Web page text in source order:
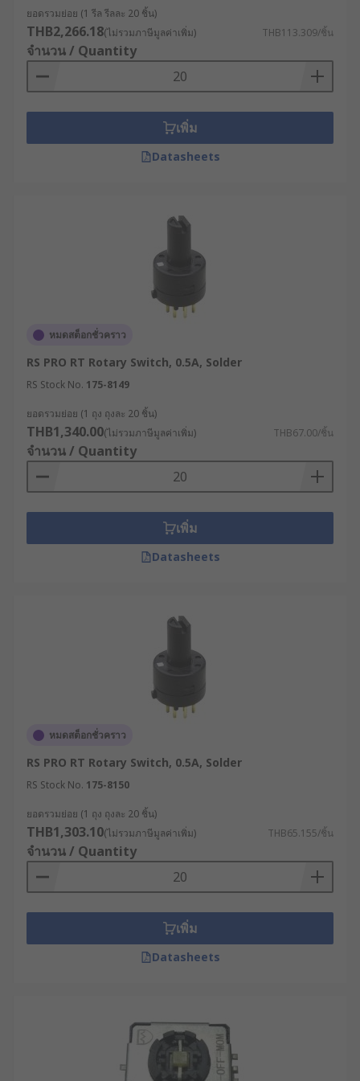
ยอดรวมย่อย (1 รีล รีลละ 20 ชิ้น)
THB2,266.18(ไม่รวมภาษีมูลค่าเพิ่ม) THB113.309/ชิ้น
จำนวน / Quantity
เพิ่ม
Datasheets
หมดสต็อกชั่วคราว
RS PRO RT Rotary Switch, 0.5A, Solder
RS Stock No. 175-8149
ยอดรวมย่อย (1 ถุง ถุงละ 20 ชิ้น)
THB1,340.00(ไม่รวมภาษีมูลค่าเพิ่ม) THB67.00/ชิ้น
จำนวน / Quantity
เพิ่ม
Datasheets
หมดสต็อกชั่วคราว
RS PRO RT Rotary Switch, 0.5A, Solder
RS Stock No. 175-8150
ยอดรวมย่อย (1 ถุง ถุงละ 20 ชิ้น)
THB1,303.10(ไม่รวมภาษีมูลค่าเพิ่ม) THB65.155/ชิ้น
จำนวน / Quantity
เพิ่ม
Datasheets